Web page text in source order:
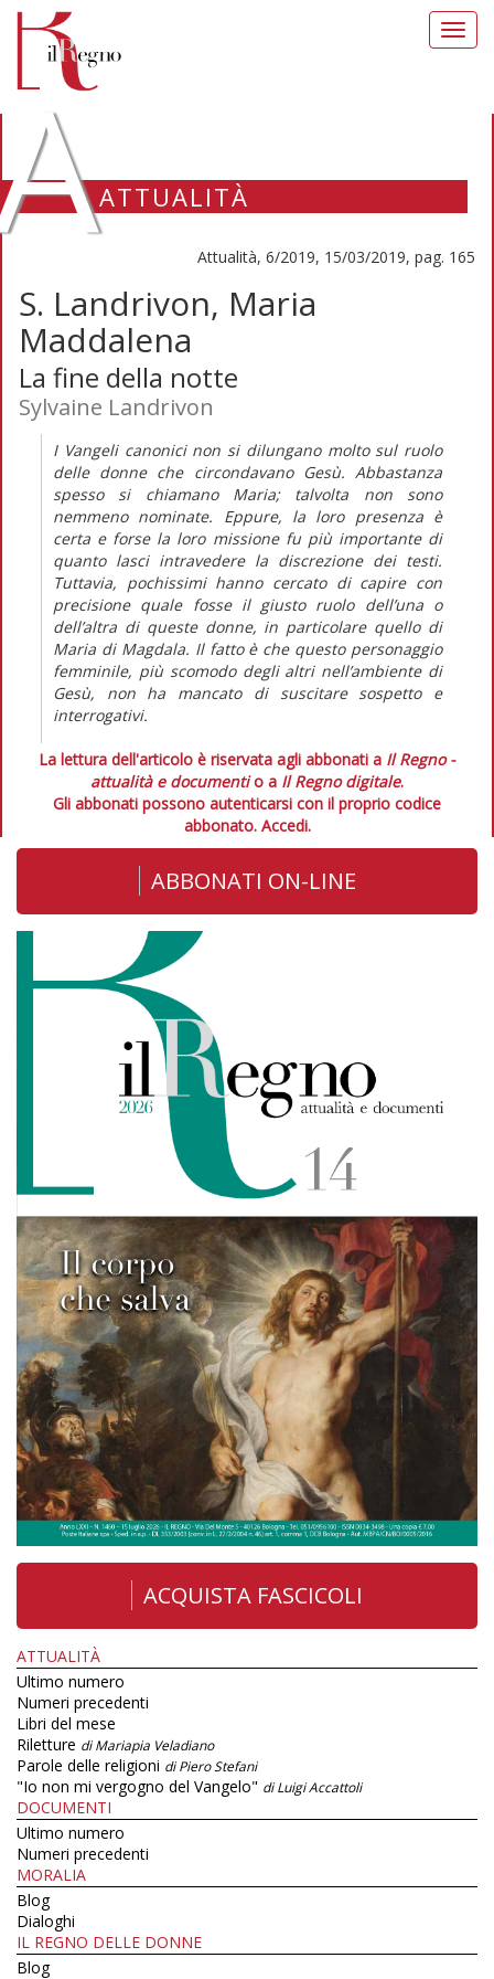
ATTUALITÀ
Attualità, 6/2019, 15/03/2019, pag. 165
S. Landrivon, Maria
Maddalena
La fine della notte
Sylvaine Landrivon
I Vangeli canonici non si dilungano molto sul ruolo
delle donne che circondavano Gesù. Abbastanza
spesso si chiamano Maria; talvolta non sono
nemmeno nominate. Eppure, la loro presenza è
certa e forse la loro missione fu più importante di
quanto lasci intravedere la discrezione dei testi.
Tuttavia, pochissimi hanno cercato di capire con
precisione quale fosse il giusto ruolo dell’una o
dell’altra di queste donne, in particolare quello di
Maria di Magdala. Il fatto è che questo personaggio
femminile, più scomodo degli altri nell’ambiente di
Gesù, non ha mancato di suscitare sospetto e
interrogativi.
La lettura dell'articolo è riservata agli abbonati a Il Regno -
attualità e documentio a Il Regno digitale.
Gli abbonati possono autenticarsi con il proprio codice
abbonato. Accedi.
ABBONATI ON-LINE
ACQUISTA FASCICOLI
ATTUALITÀ
Ultimo numero
Numeri precedenti
Libri del mese
Riletture di Mariapia Veladiano
Parole delle religioni di Piero Stefani
"Io non mi vergogno del Vangelo" di Luigi Accattoli
DOCUMENTI
Ultimo numero
Numeri precedenti
MORALIA
Blog
Dialoghi
IL REGNO DELLE DONNE
Blog